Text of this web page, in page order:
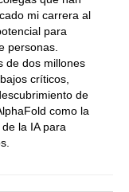
mi carrera al
para
personas.
de dos millones
críticos,
de
como la
la IA para